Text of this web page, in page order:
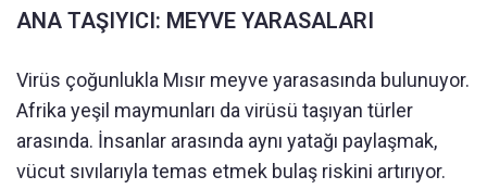
ANA TAŞIYICI: MEYVE YARASALARI
Virüs çoğunlukla Mısır meyve yarasasında bulunuyor.
Afrika yeşil maymunları da virüsü taşıyan türler
arasında. İnsanlar arasında aynı yatağı paylaşmak,
vücut sıvılarıyla temas etmek bulaş riskini artırıyor.